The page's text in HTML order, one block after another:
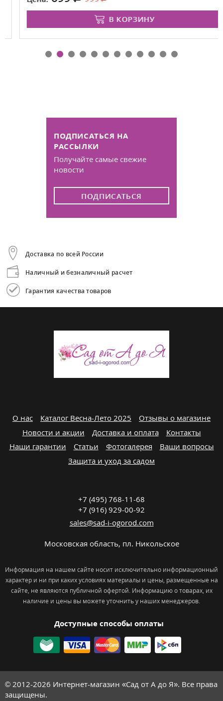
В КОРЗИНУ
ПОДПИСАТЬСЯ НА
РАССЫЛКИ
Получайте самые свежие
новости
ПОДПИСАТЬСЯ
Доставка по всей России
Наличный и безналичный расчет
Гарантия качества товаров
О нас Каталог Весна-Лето 2025
Отзывы о магазине
Новости и акции
Доставка и оплата
Контакты
Наши гарантии
Статьи Фотогалерея
Ваши вопросы
Защита и уход за садом
Доступные способы оплаты
+7 (495) 768-11-68
+7 (916) 929-00-92
sales@sad-i-ogorod.com
Московская область, пл. Никольcкое
Информация на нашем сайте носит исключительно информационный
характер и ни при каких условиях материалы и цены, размещенные на
сайте, не являются публичной офертой. Информацию о товарах, их
наличие и цены вы можете уточнить у наших менеджеров.
© 2012-2026 Интернет-магазин «Сад от А до Я». Все права
защищены.